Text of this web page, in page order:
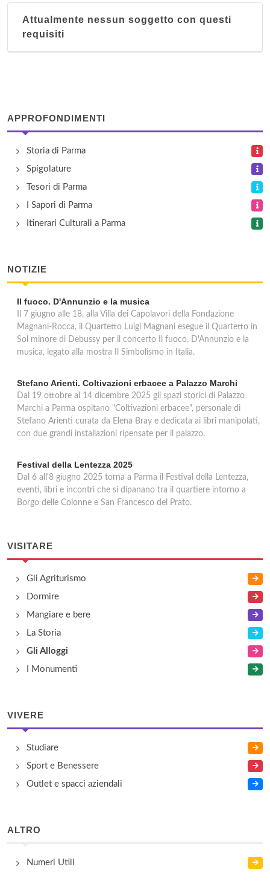
via Menconi 13, Parma
via Saragat 41/43, Collecchio
Sant'Anna
via Roma 5, Bedonia
Attualmente nessun soggetto con questi
requisiti
APPROFONDIMENTI
Storia di Parma
Spigolature
Tesori di Parma
I Sapori di Parma
Itinerari Culturali a Parma
NOTIZIE
Il fuoco. D'Annunzio e la musica
Il 7 giugno alle 18, alla Villa dei Capolavori della Fondazione
Magnani-Rocca, il Quartetto Luigi Magnani esegue il Quartetto in
Sol minore di Debussy per il concerto Il fuoco. D'Annunzio e la
musica, legato alla mostra Il Simbolismo in Italia.
Stefano Arienti. Coltivazioni erbacee a Palazzo Marchi
Dal 19 ottobre al 14 dicembre 2025 gli spazi storici di Palazzo
Marchi a Parma ospitano "Coltivazioni erbacee", personale di
Stefano Arienti curata da Elena Bray e dedicata ai libri manipolati,
con due grandi installazioni ripensate per il palazzo.
Festival della Lentezza 2025
Dal 6 all'8 giugno 2025 torna a Parma il Festival della Lentezza,
eventi, libri e incontri che si dipanano tra il quartiere intorno a
Borgo delle Colonne e San Francesco del Prato.
VISITARE
Gli Agriturismo
Dormire
Mangiare e bere
La Storia
Gli Alloggi
I Monumenti
VIVERE
Studiare
Sport e Benessere
Outlet e spacci aziendali
ALTRO
Numeri Utili